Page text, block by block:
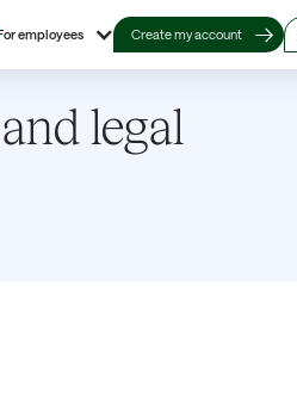
employees Create my account
legal